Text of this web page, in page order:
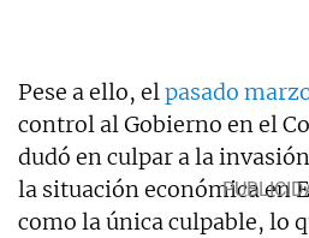
Pese a ello, elpasado
control al Gobierno en el
dudó en culpar a la
la situación económica en
como la única culpable, lo